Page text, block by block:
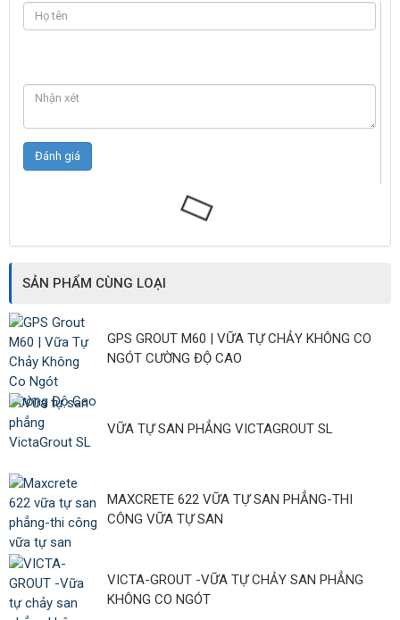
SẢN PHẨM CÙNG LOẠI
GPS GROUT M60 | VỮA TỰ CHẢY KHÔNG CO
NGÓT CƯỜNG ĐỘ CAO
VỮA TỰ SAN PHẲNG VICTAGROUT SL
MAXCRETE 622 VỮA TỰ SAN PHẲNG-THI
CÔNG VỮA TỰ SAN
VICTA-GROUT -VỮA TỰ CHẢY SAN PHẲNG
KHÔNG CO NGÓT